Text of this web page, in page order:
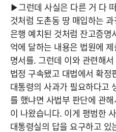
▶그런데 사실은 다른 거 다
것처럼 도촌동 땅 매입하는
은행 예치된 것처럼 잔고증
억에 달하는 내용은 법원에
명서를. 그런데 이와 관련해
법정 구속됐고 대법에서 확
대통령의 사과가 필요하다고
를 했냐면 사법부 판단에 관
이 나왔습니다. 이게 평범한
대통령실의 답을 요구하고